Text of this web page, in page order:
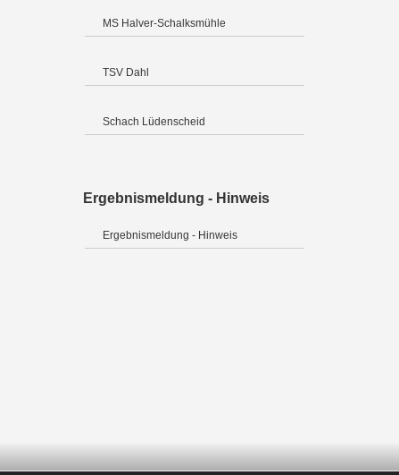
MS Halver-Schalksmühle
TSV Dahl
Schach Lüdenscheid
Ergebnismeldung - Hinweis
Ergebnismeldung - Hinweis